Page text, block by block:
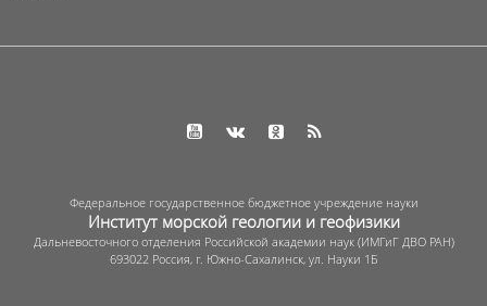
Федеральное государственное бюджетное учреждение науки
Институт морской геологии и геофизики
Дальневосточного отделения Российской академии наук (ИМГиГ ДВО РАН)
693022 Россия, г. Южно-Сахалинск, ул. Науки 1Б